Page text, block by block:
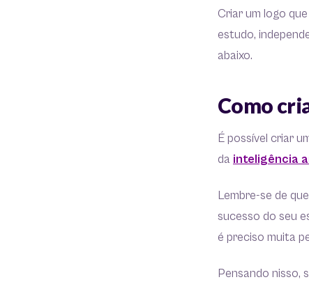
Criar um logo
estudo,
abaixo.
Como
É possível criar
da inteligência
Lembre-se de
sucesso do seu
é preciso muita
Pensando nisso,